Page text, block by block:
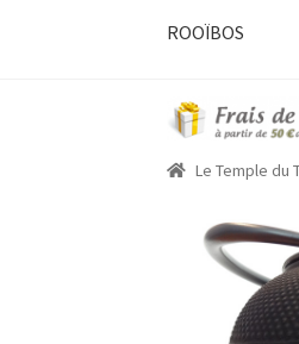
ROOÏBOS
Le Temple du